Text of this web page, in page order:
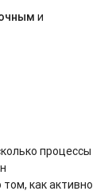
и
процессы
как активно